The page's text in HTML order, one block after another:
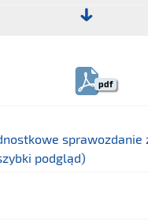
pdf
sprawozdanie
podgląd)